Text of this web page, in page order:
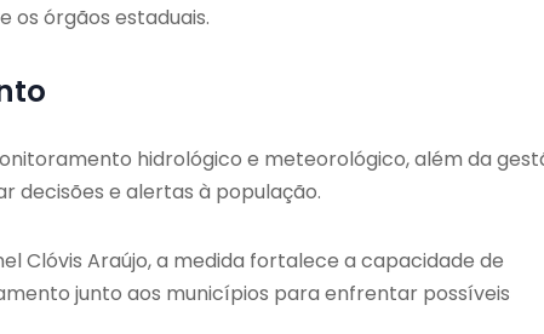
os órgãos estaduais.
hidrológico e meteorológico, além da
decisões e alertas à população.
Clóvis Araújo, a medida fortalece a capacidade de
junto aos municípios para enfrentar possíveis